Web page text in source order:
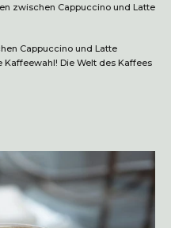
zwischen Cappuccino und Latte
Cappuccino und Latte
Die Welt des Kaffees